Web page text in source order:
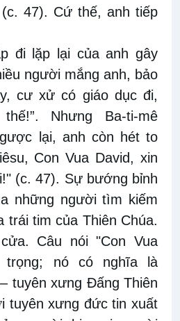
47). Cứ thế, anh tiếp
đi lặp lại của anh gây
người mắng anh, bảo
cư xử có giáo dục đi,
Nhưng Ba-ti-mê
lại, anh còn hét to
Con Vua David, xin
(c. 47). Sự bướng bỉnh
những người tìm kiếm
trái tim của Thiên Chúa.
Câu nói "Con Vua
trọng; nó có nghĩa là
tuyên xưng Đấng Thiên
tuyên xưng đức tin xuất